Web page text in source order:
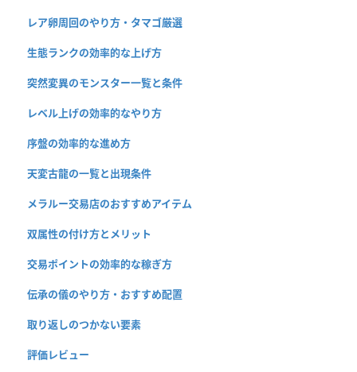
レア卵周回のやり方・タマゴ厳選
生態ランクの効率的な上げ方
突然変異のモンスター一覧と条件
レベル上げの効率的なやり方
序盤の効率的な進め方
天変古龍の一覧と出現条件
メラルー交易店のおすすめアイテム
双属性の付け方とメリット
交易ポイントの効率的な稼ぎ方
伝承の儀のやり方・おすすめ配置
取り返しのつかない要素
評価レビュー